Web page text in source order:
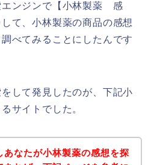
エンジンで【小林製薬 感
て、小林製薬の商品の感想
べてみることにしたんです
して発見したのが、下記小
サイトでした。
あなたが小林製薬の感想を探